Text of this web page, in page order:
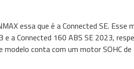
essa que é a Connected SE. Esse
a Connected 160 ABS SE 2023,
conta com um motor SOHC